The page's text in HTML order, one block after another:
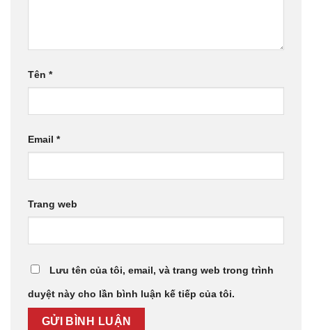
Tên *
Email *
Trang web
Lưu tên của tôi, email, và trang web trong trình
duyệt này cho lần bình luận kế tiếp của tôi.